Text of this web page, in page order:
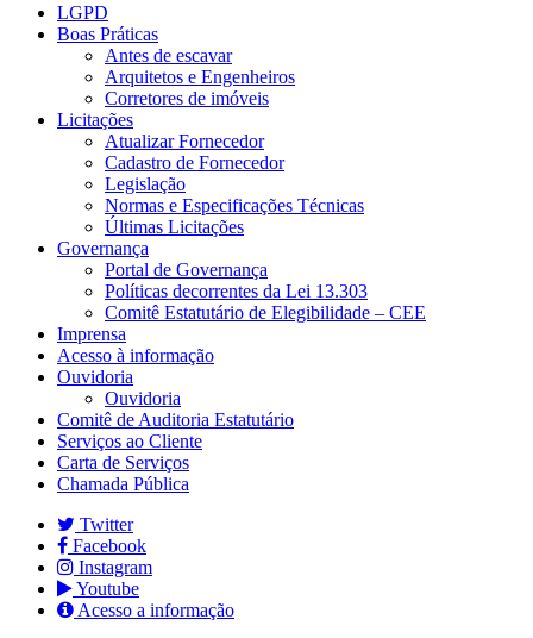
LGPD
Boas Práticas
Antes de escavar
Arquitetos e Engenheiros
Corretores de imóveis
Licitações
Atualizar Fornecedor
Cadastro de Fornecedor
Legislação
Normas e Especificações Técnicas
Últimas Licitações
Governança
Portal de Governança
Políticas decorrentes da Lei 13.303
Comitê Estatutário de Elegibilidade – CEE
Imprensa
Acesso à informação
Ouvidoria
Ouvidoria
Comitê de Auditoria Estatutário
Serviços ao Cliente
Carta de Serviços
Chamada Pública
Twitter
Facebook
Instagram
Youtube
Acesso a informação